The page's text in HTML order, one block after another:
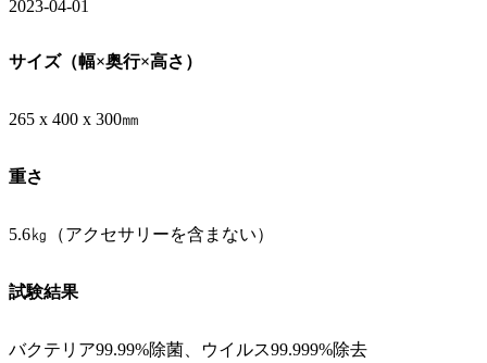
2023-04-01
サイズ（幅×奥行×高さ）
265 x 400 x 300㎜
重さ
5.6㎏（アクセサリーを含まない）
試験結果
バクテリア99.99%除菌、ウイルス99.999%除去